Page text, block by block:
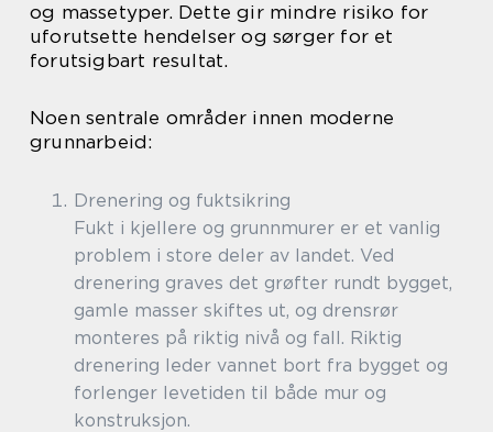
og massetyper. Dette gir mindre risiko for
uforutsette hendelser og sørger for et
forutsigbart resultat.
Noen sentrale områder innen moderne
grunnarbeid:
Drenering og fuktsikring
Fukt i kjellere og grunnmurer er et vanlig
problem i store deler av landet. Ved
drenering graves det grøfter rundt bygget,
gamle masser skiftes ut, og drensrør
monteres på riktig nivå og fall. Riktig
drenering leder vannet bort fra bygget og
forlenger levetiden til både mur og
konstruksjon.